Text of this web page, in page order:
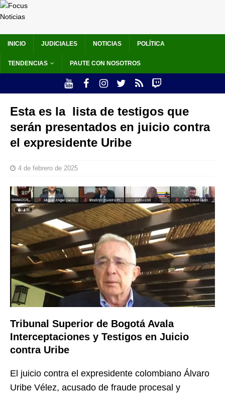
INICIO JUDICIALES NOTICIAS POLÍTICA
TENDENCIAS PAUTE CON NOSOTROS
Esta es la lista de testigos que
serán presentados en juicio contra
el expresidente Uribe
4 de febrero de 2025
Tribunal Superior de Bogotá Avala
Interceptaciones y Testigos en Juicio
contra Uribe
El juicio contra el expresidente colombiano Álvaro
Uribe Vélez, acusado de fraude procesal y